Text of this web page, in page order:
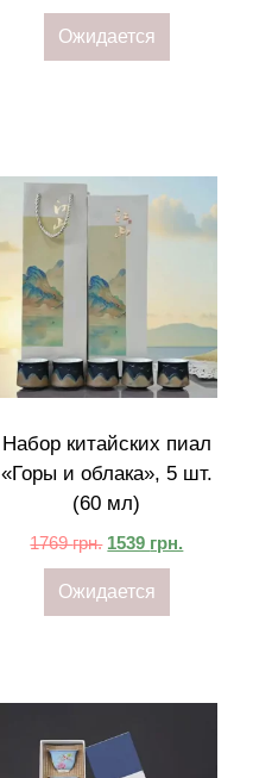
Ожидается
Набор китайских пиал
«Горы и облака»‎, 5 шт.
(60 мл)
1769грн. 1539 грн.
Ожидается